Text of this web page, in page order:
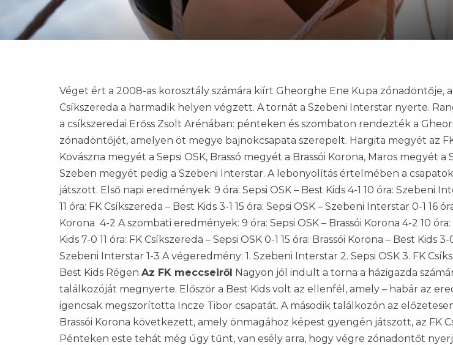
Véget ért a 2008-as korosztály számára kiírt Gheorghe Ene Kupa zónadöntője,
Csíkszereda a harmadik helyen végzett. A tornát a Szebeni Interstar nyerte.
a csíkszeredai Erőss Zsolt Arénában: pénteken és szombaton rendezték a
zónadöntőjét, amelyen öt megye bajnokcsapata szerepelt. Hargita megyét az
Kovászna megyét a Sepsi OSK, Brassó megyét a Brassói Korona, Maros megyét a
Szeben megyét pedig a Szebeni Interstar. A lebonyolítás értelmében a
játszott. Első napi eredmények: 9 óra: Sepsi OSK – Best Kids 4-1 10 óra: Szebeni
11 óra: FK Csíkszereda – Best Kids 3-1 15 óra: Sepsi OSK – Szebeni Interstar 0-1 16
Korona 4-2 A szombati eredmények: 9 óra: Sepsi OSK – Brassói Korona 4-2 10
Kids 7-0 11 óra: FK Csíkszereda – Sepsi OSK 0-1 15 óra: Brassói Korona – Best Kids
Szebeni Interstar 1-3 A végeredmény: 1. Szebeni Interstar 2. Sepsi OSK 3. FK
Best Kids Régen Az FK meccseiről Nagyon jól indult a torna a házigazda
találkozóját megnyerte. Először a Best Kids volt az ellenfél, amely – habár az
igencsak megszorította Incze Tibor csapatát. A második találkozón az
Brassói Korona következett, amely önmagához képest gyengén játszott, az FK
Pénteken este tehát még úgy tűnt, van esély arra, hogy végre zónadöntőt